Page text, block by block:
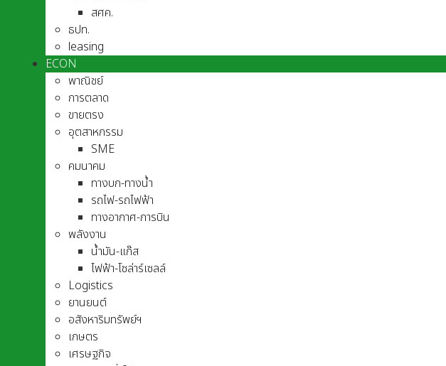
สศค.
ธปท.
leasing
ECON
พาณิชย์
การตลาด
ขายตรง
อุตสาหกรรม
SME
คมนาคม
ทางบก-ทางน้ำ
รถไฟ-รถไฟฟ้า
ทางอากาศ-การบิน
พลังงาน
น้ำมัน-แก๊ส
ไฟฟ้า-โซล่าร์เซลล์
Logistics
ยานยนต์
อสังหาริมทรัพย์ฯ
เกษตร
เศรษฐกิจ